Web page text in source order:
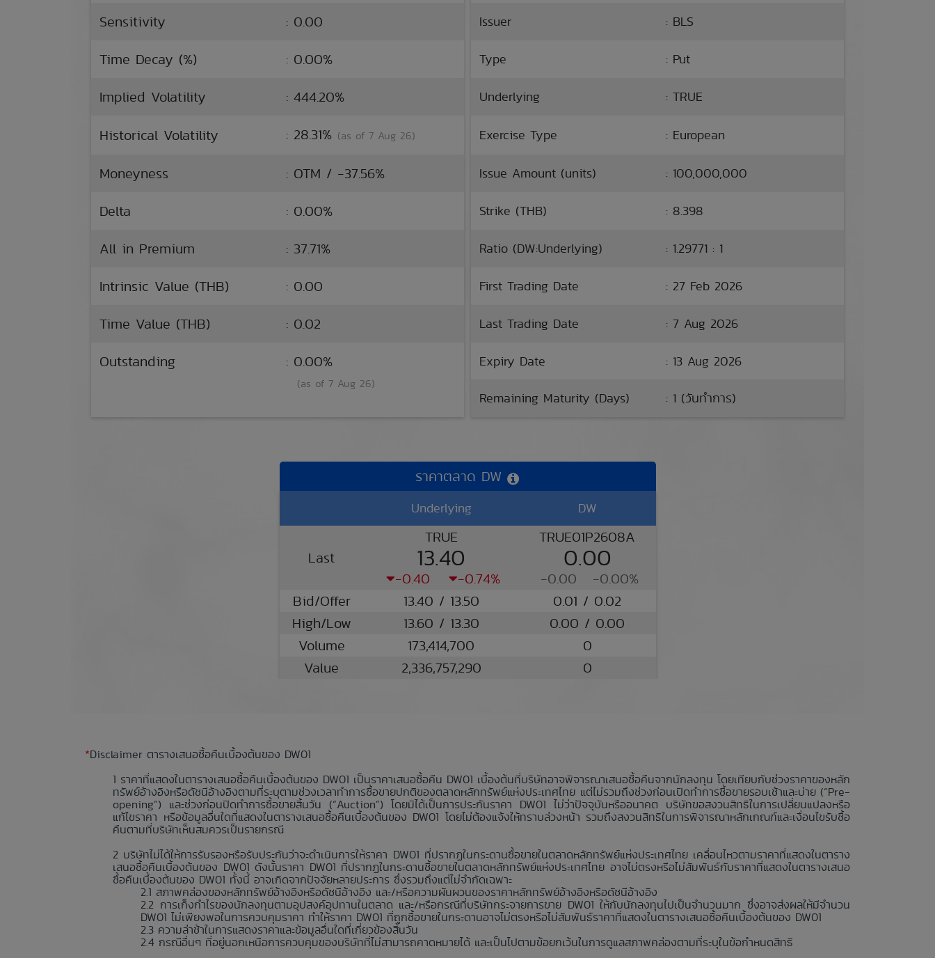
Sensitivity
: 0.00
Time Decay (%)
: 0.00%
Implied Volatility
: 444.20%
Historical Volatility
: 28.31% (as of 7 Aug 26)
Moneyness
: OTM / -37.56%
Delta
: 0.00%
All in Premium
: 37.71%
Intrinsic Value (THB)
: 0.00
Time Value (THB)
: 0.02
Outstanding
: 0.00%
(as of 7 Aug 26)
Issuer : BLS
Type : Put
Underlying : TRUE
Exercise Type : European
Issue Amount (units) : 100,000,000
Strike (THB) : 8.398
Ratio (DW:Underlying) : 1.29771 : 1
First Trading Date : 27 Feb 2026
Last Trading Date : 7 Aug 2026
Expiry Date : 13 Aug 2026
Remaining Maturity (Days) : 1 (วันทำการ)
ราคาตลาด DW
Underlying DW
Last
TRUE
13.40
-0.40 -0.74%
TRUE01P2608A
0.00
-0.00
-0.00%
Bid/Offer
13.40 / 13.50
0.01 / 0.02
High/Low
13.60 / 13.30
0.00 / 0.00
Volume
173,414,700
0
Value
2,336,757,290 0
*Disclaimer ตารางเสนอซื้อคืนเบื้องต้นของ DW01
ราคาที่แสดงในตารางเสนอซื้อคืนเบื้องต้นของ DW01 เป็นราคาเสนอซื้อคืน DW01 เบื้องต้นที่บริษัทอาจพิจารณาเสนอซื้อคืนจากนักลงทุน โดยเทียบกับช่วงราคาของหลัก
ทรัพย์อ้างอิงหรือดัชนีอ้างอิงตามที่ระบุตามช่วงเวลาทำการซื้อขายปกติของตลาดหลักทรัพย์แห่งประเทศไทย แต่ไม่รวมถึงช่วงก่อนเปิดทำการซื้อขายรอบเช้าและบ่าย (“Pre-
opening”) และช่วงก่อนปิดทำการซื้อขายสิ้นวัน (“Auction”) โดยมิได้เป็นการประกันราคา DW01 ไม่ว่าปัจจุบันหรืออนาคต บริษัทขอสงวนสิทธิในการเปลี่ยนแปลงหรือ
แก้ไขราคา หรือข้อมูลอื่นใดที่แสดงในตารางเสนอซื้อคืนเบื้องต้นของ DW01 โดยไม่ต้องแจ้งให้ทราบล่วงหน้า รวมถึงสงวนสิทธิในการพิจารณาหลักเกณฑ์และเงื่อนไขรับซื้อ
คืนตามที่บริษัทเห็นสมควรเป็นรายกรณี
บริษัทไม่ได้ให้การรับรองหรือรับประกันว่าจะดำเนินการให้ราคา DW01 ที่ปรากฏในกระดานซื้อขายในตลาดหลักทรัพย์แห่งประเทศไทย เคลื่อนไหวตามราคาที่แสดงในตาราง
เสนอซื้อคืนเบื้องต้นของ DW01 ดังนั้นราคา DW01 ที่ปรากฏในกระดานซื้อขายในตลาดหลักทรัพย์แห่งประเทศไทย อาจไม่ตรงหรือไม่สัมพันธ์กับราคาที่แสดงในตารางเสนอ
ซื้อคืนเบื้องต้นของ DW01 ทั้งนี้ อาจเกิดจากปัจจัยหลายประการ ซึ่งรวมถึงแต่ไม่จำกัดเฉพาะ
สภาพคล่องของหลักทรัพย์อ้างอิงหรือดัชนีอ้างอิง และ/หรือความผันผวนของราคาหลักทรัพย์อ้างอิงหรือดัชนีอ้างอิง
การเก็งกำไรของนักลงทุนตามอุปสงค์อุปทานในตลาด และ/หรือกรณีที่บริษัทกระจายการขาย DW01 ให้กับนักลงทุนไปเป็นจำนวนมาก ซึ่งอาจส่งผลให้มีจำนวน
DW01 ไม่เพียงพอในการควบคุมราคา ทำให้ราคา DW01 ที่ถูกซื้อขายในกระดานอาจไม่ตรงหรือไม่สัมพันธ์ราคาที่แสดงในตารางเสนอซื้อคืนเบื้องต้นของ DW01
ความล่าช้าในการแสดงราคาและข้อมูลอื่นใดที่เกี่ยวข้องสิ้นวัน
กรณีอื่นๆ ที่อยู่นอกเหนือการควบคุมของบริษัทที่ไม่สามารถคาดหมายได้ และเป็นไปตามข้อยกเว้นในการดูแลสภาพคล่องตามที่ระบุในข้อกำหนดสิทธิ